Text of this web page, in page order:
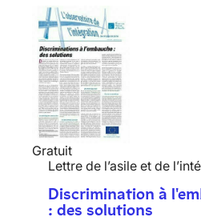
Gratuit
Lettre de l’asile et de
Discrimination à
: des solutions